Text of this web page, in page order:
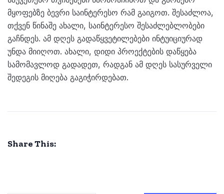
მყოფებზე ბევრი საინტერესო რამ გაიგოთ. შესაძლოა,
თქვენ წინაშე ახალი, საინტერესო შესაძლებლობები
გაჩნდეს. ამ დღეს გადაწყვეტილებები ინტუიციურად
უნდა მიიღოთ. ახალი, დიდი პროექტების დაწყება
სამომავლოდ გადადეთ, რადგან ამ დღეს სასურველი
შედეგის მიღება გაგიჭირდებათ.
Share This: